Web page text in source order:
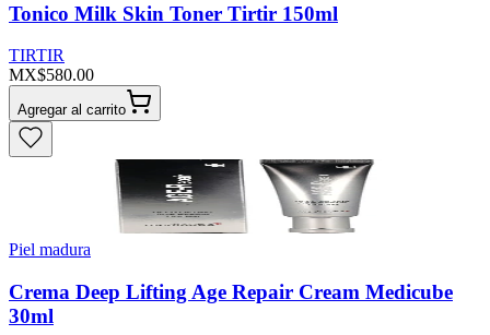
Tonico Milk Skin Toner Tirtir 150ml
TIRTIR
MX$580.00
Agregar al carrito
Piel madura
Crema Deep Lifting Age Repair Cream Medicube
30ml